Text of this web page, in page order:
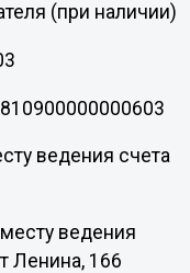
(при наличии)
ведения счета
ведения
Ленина, 166